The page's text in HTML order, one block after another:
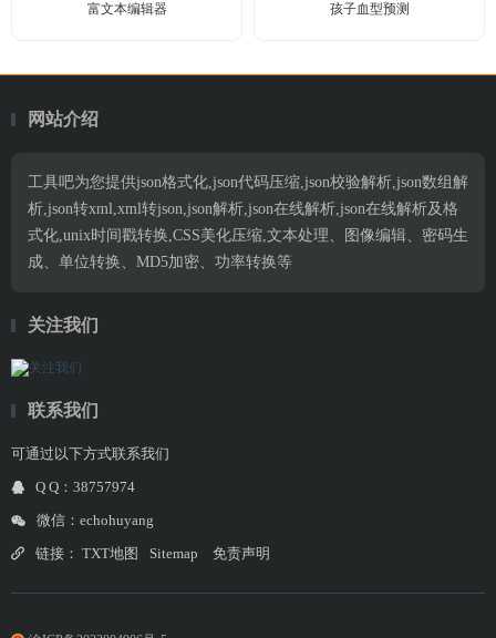
富文本编辑器 孩子血型预测
网站介绍
工具吧为您提供json格式化,json代码压缩,json校验解析,json数组解
析,json转xml,xml转json,json解析,json在线解析,json在线解析及格
式化,unix时间戳转换,CSS美化压缩,文本处理、图像编辑、密码生
成、单位转换、MD5加密、功率转换等
关注我们
联系我们
可通过以下方式联系我们
Q Q：38757974
微信：echohuyang
链接： TXT地图 Sitemap 免责声明